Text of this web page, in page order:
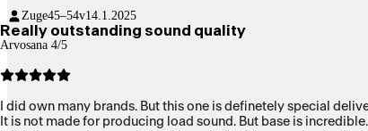
Zuge45–54v14.1.2025
Really outstanding sound quality
Arvosana 4/5
I did
It is not made for producing load sound. But base is